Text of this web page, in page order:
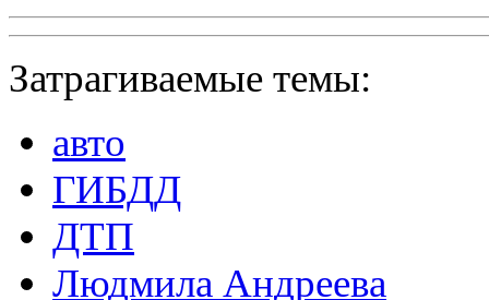
Затрагиваемые темы:
авто
ГИБДД
ДТП
Людмила Андреева